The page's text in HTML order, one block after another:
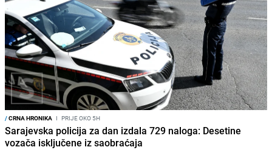
/CRNA HRONIKA I PRIJE OKO 5H
Sarajevska policija za dan izdala 729 naloga: Desetine
vozača isključene iz saobraćaja